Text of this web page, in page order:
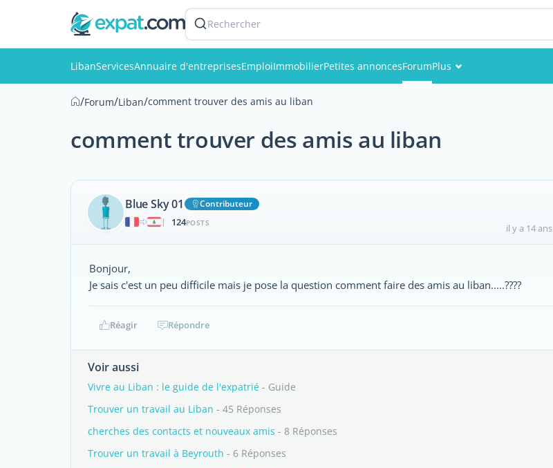
Rechercher
LibanServicesAnnuaire d'entreprisesEmploiImmobilierPetites annoncesForumPlus
/Forum/Liban/comment trouver des amis au liban
comment trouver des amis au liban
Blue Sky 01
Contributeur
|
124POSTS il y a 14 ans
Bonjour,
Je sais c'est un peu difficile mais je pose la question comment faire des amis au liban.....????
Réagir Répondre
Voir aussi
Vivre au Liban : le guide de l'expatrié - Guide
Trouver un travail au Liban - 45 Réponses
cherches des contacts et nouveaux amis - 8 Réponses
Trouver un travail à Beyrouth - 6 Réponses